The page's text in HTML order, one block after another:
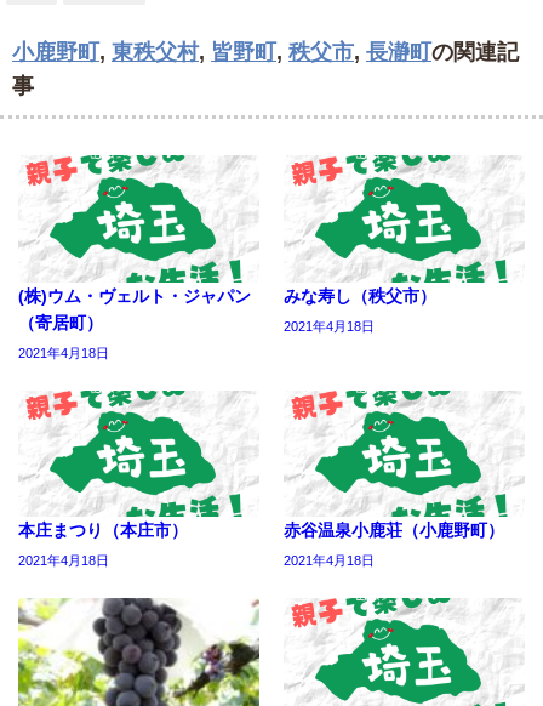
小鹿野町 , 東秩父村, 皆野町 , 秩父市, 長瀞町 の関連記
事
(株)ウム・ヴェルト・ジャパン
（寄居町）
2021年4月18日
みな寿し（秩父市）
2021年4月18日
本庄まつり（本庄市）
2021年4月18日
赤谷温泉小鹿荘（小鹿野町）
2021年4月18日